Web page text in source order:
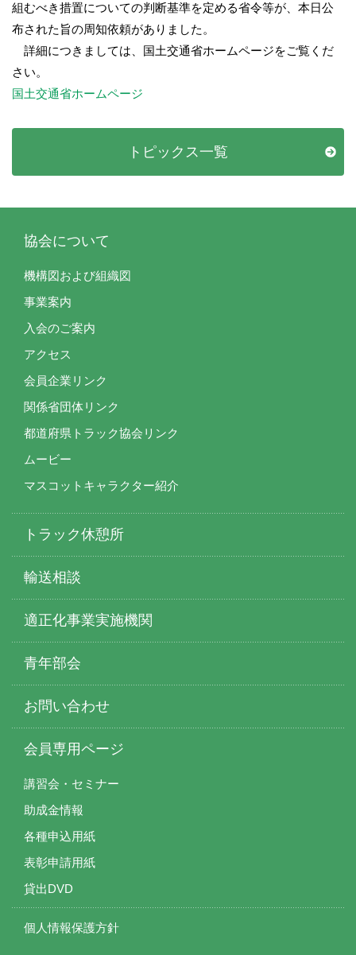
組むべき措置についての判断基準を定める省令等が、本日公
布された旨の周知依頼がありました。
詳細につきましては、国土交通省ホームページをご覧くだ
さい。
国土交通省ホームページ
トピックス一覧
協会について
機構図および組織図
事業案内
入会のご案内
アクセス
会員企業リンク
関係省団体リンク
都道府県トラック協会リンク
ムービー
マスコットキャラクター紹介
トラック休憩所
輸送相談
適正化事業実施機関
青年部会
お問い合わせ
会員専用ページ
講習会・セミナー
助成金情報
各種申込用紙
表彰申請用紙
貸出DVD
個人情報保護方針